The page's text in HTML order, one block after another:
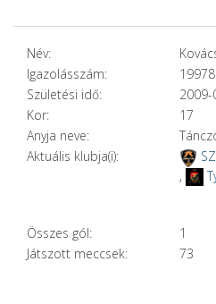
Név:
Igazolásszám:
19978
Születési idő:
Kor:
17
Anyja neve:
Aktuális klubja(i):
,
Összes gól:
1
Játszott meccsek:
73